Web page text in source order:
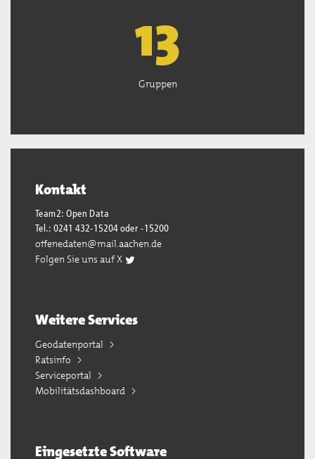
13
Gruppen
Kontakt
Team2: Open Data
Tel.: 0241 432-15204 oder -15200
offenedaten@mail.aachen.de
Folgen Sie uns auf X
Weitere Services
Geodatenportal
Ratsinfo
Serviceportal
Mobilitätsdashboard
Eingesetzte Software